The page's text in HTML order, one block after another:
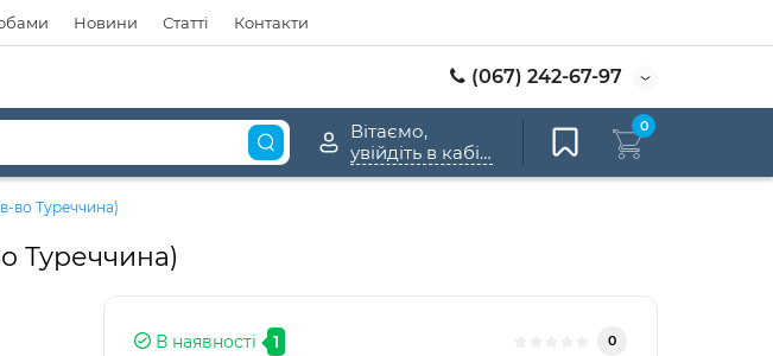
Новини Статті Контакти
(067) 242-67-97
Вітаємо,
увійдіть в кабінет
0
во Туреччина)
Туреччина)
В наявності 1 0